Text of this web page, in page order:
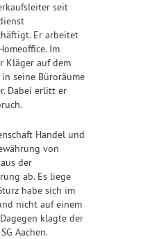
seit
Er arbeitet
Im
Kläger auf dem
seine Büroräume
Dabei erlitt er
Handel und
von
der
ab. Es liege
habe sich im
nicht auf einem
klagte der
Aachen.